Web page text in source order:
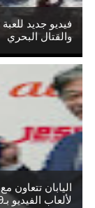
والقتال البحري
اليابان تتعاون
لألعاب الفيديو بـ2019